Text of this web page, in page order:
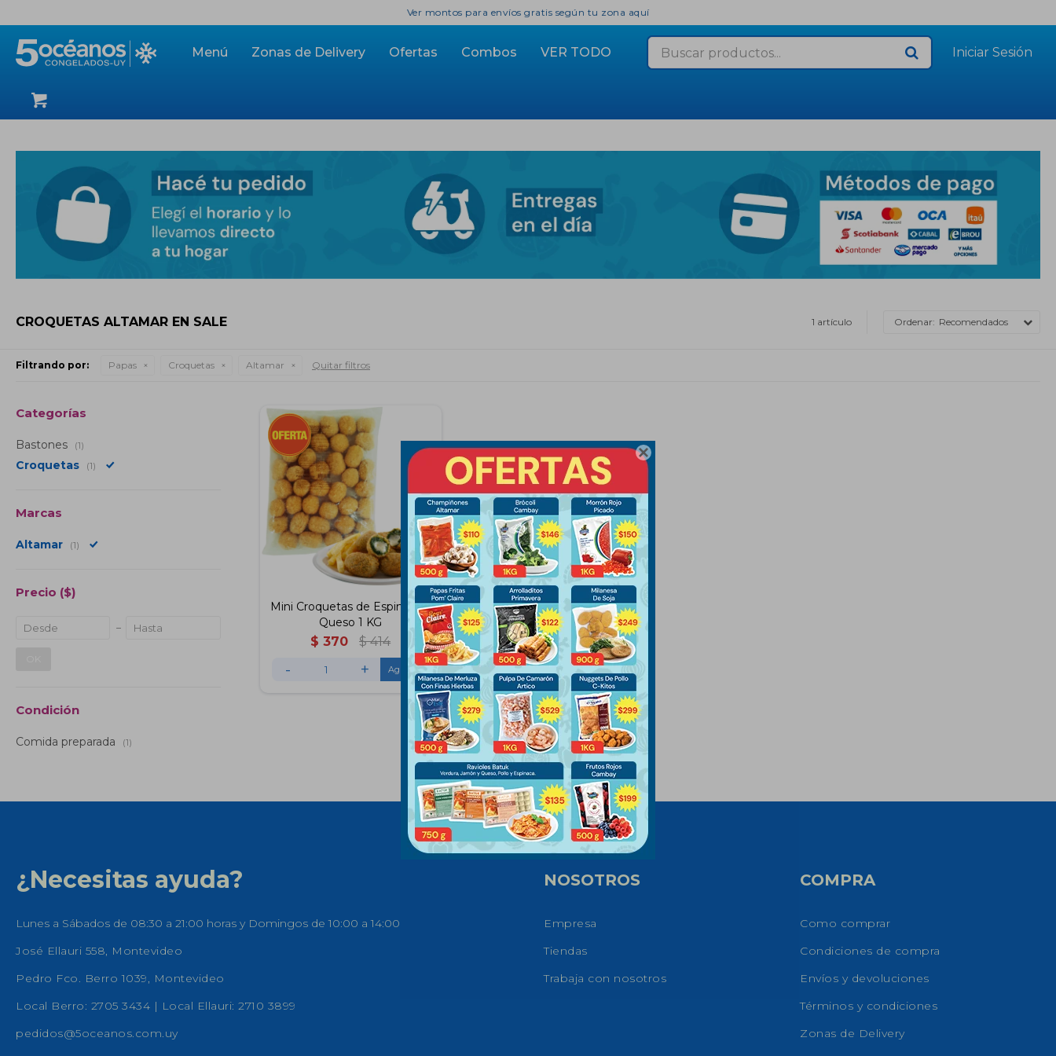

Menú Zonas de Delivery Ofertas Combos VER TODO
Ver montos para envíos gratis según tu zona aquí
CROQUETAS ALTAMAR EN SALE 1 artículo Recomendados
Filtrando por: Papas Croquetas Altamar Quitar filtros
Mini Croquetas de Espinaca y
Queso 1 KG
$ 370 $ 414
- +
Categorías
Bastones (1)
Croquetas (1)
Marcas
Altamar (1)
Precio ($)
Condición
Comida preparada (1)
¿Necesitas ayuda?
Lunes a Sábados de 08:30 a 21:00 horas y Domingos de 10:00 a 14:00
José Ellauri 558, Montevideo
Pedro Fco. Berro 1039, Montevideo
Local Berro: 2705 3434 | Local Ellauri: 2710 3899
pedidos@5oceanos.com.uy
NOSOTROS
Empresa
Tiendas
Trabaja con nosotros
COMPRA
Como comprar
Condiciones de compra
Envíos y devoluciones
Términos y condiciones
Zonas de Delivery